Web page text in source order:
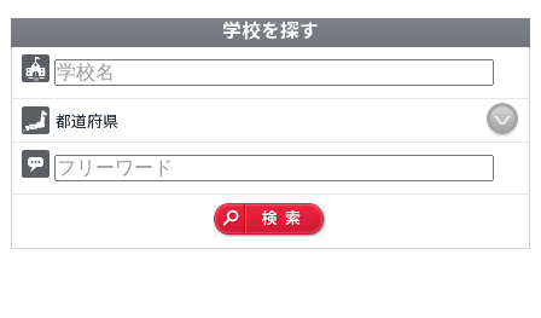
学校を探す
都道府県